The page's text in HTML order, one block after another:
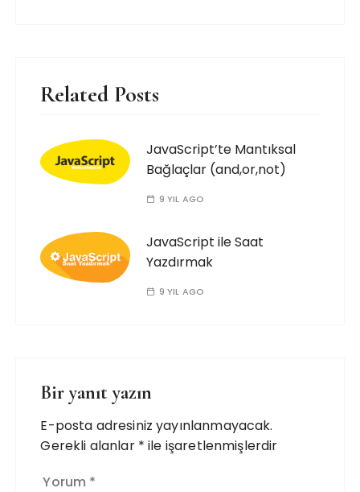
Related Posts
JavaScript’te Mantıksal
Bağlaçlar (and,or,not)
9 YIL AGO
JavaScript ile Saat
Yazdırmak
9 YIL AGO
Bir yanıt yazın
E-posta adresiniz yayınlanmayacak.
Gerekli alanlar * ile işaretlenmişlerdir
Yorum *